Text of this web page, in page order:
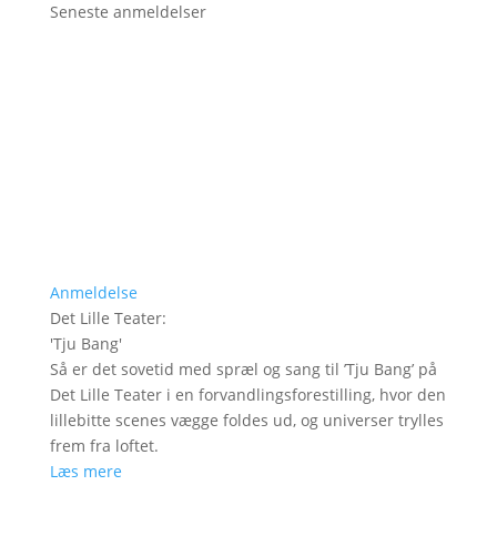
Seneste anmeldelser
Anmeldelse
Det Lille Teater:
'Tju Bang'
Så er det sovetid med spræl og sang til ’Tju Bang’ på
Det Lille Teater i en forvandlingsforestilling, hvor den
lillebitte scenes vægge foldes ud, og universer trylles
frem fra loftet.
Læs mere